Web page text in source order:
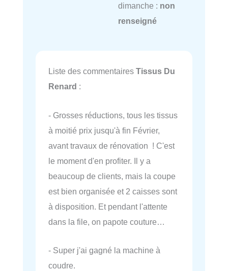
dimanche : non
renseigné
Liste des commentaires Tissus Du
Renard :
- Grosses réductions, tous les tissus
à moitié prix jusqu'à fin Février,
avant travaux de rénovation ! C'est
le moment d'en profiter. Il y a
beaucoup de clients, mais la coupe
est bien organisée et 2 caisses sont
à disposition. Et pendant l'attente
dans la file, on papote couture…
- Super j'ai gagné la machine à
coudre.